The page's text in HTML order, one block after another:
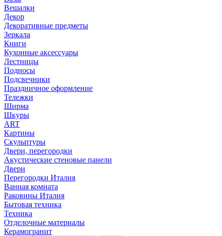
Вешалки
Декор
Декоративные предметы
Зеркала
Книги
Кухонные аксессуары
Лестницы
Подносы
Подсвечники
Праздничное оформление
Тележки
Ширма
Шкуры
ART
Картины
Скульптуры
Двери, перегородки
Акустические стеновые панели
Двери
Перегородки Италия
Ванная комната
Раковины Италия
Бытовая техника
Техника
Отделочные материалы
Керамогранит